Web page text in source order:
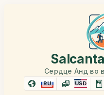
Сердце Анд во
RU USD